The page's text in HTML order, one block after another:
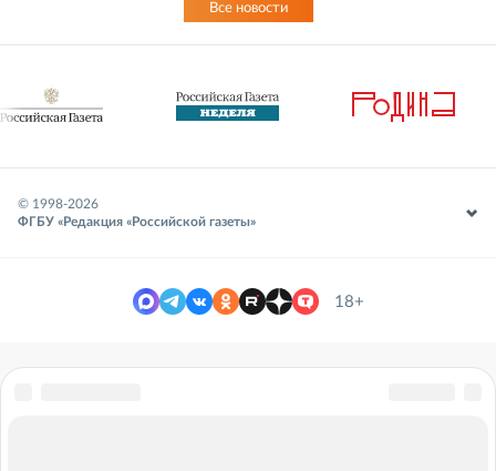
Все новости
© 1998-2026
ФГБУ «Редакция «Российской газеты»
18+